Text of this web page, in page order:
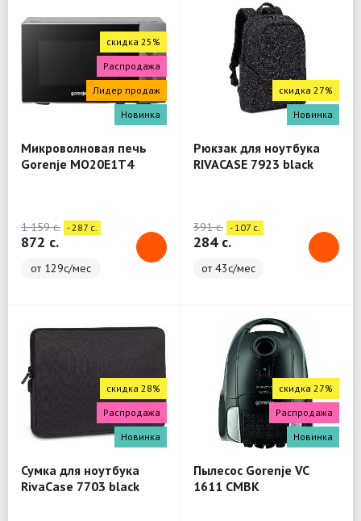
скидка 25%
Распродажа
Лидер продаж
Новинка
Микроволновая печь
Gorenje MO20E1T4
1 159 c. - 287 c.
872 c.
от 129с/мес
скидка 27%
Новинка
Рюкзак для ноутбука
RIVACASE 7923 black
391 c. - 107 c.
284 c.
от 43с/мес
скидка 28%
Распродажа
Новинка
Сумка для ноутбука
RivaCase 7703 black
скидка 27%
Распродажа
Новинка
Пылесос Gorenje VC
1611 CMBK